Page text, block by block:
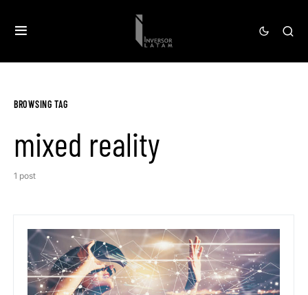
BROWSING TAG
mixed reality
1 post